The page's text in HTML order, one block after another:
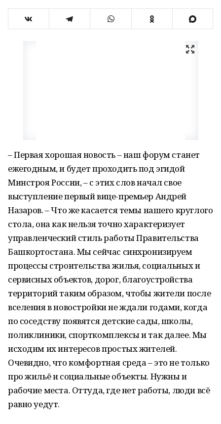
– Первая хорошая новость – наш форум станет
ежегодным, и будет проходить под эгидой
Минстроя России, – с этих слов начал свое
выступление первый вице-премьер Андрей
Назаров. – Что же касается темы нашего круглого
стола, она как нельзя точно характеризует
управленческий стиль работы Правительства
Башкортостана. Мы сейчас синхронизируем
процессы строительства жилья, социальных и
сервисных объектов, дорог, благоустройства
территорий таким образом, чтобы жители после
вселения в новостройки не ждали годами, когда
по соседству появятся детские сады, школы,
поликлиники, спорткомплексы и так далее. Мы
исходим их интересов простых жителей.
Очевидно, что комфортная среда – это не только
про жильё и социальные объекты. Нужны и
рабочие места. Оттуда, где нет работы, люди всё
равно уедут.